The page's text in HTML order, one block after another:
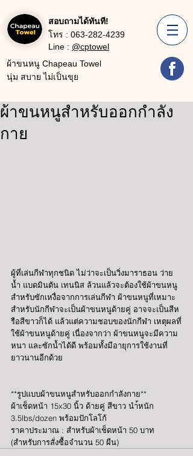
สอบถามได้ทันที!
โทร : 063-282-4239
Line : @cptowel
ผ้าขนหนู Chapeau Towel
นุ่ม สบาย ไม่เป็นขุย
ผ้าขนหนูสำหรับออกกำลัง
กาย
ผู้ที่เล่นกีฬาทุกชนิด ไม่ว่าจะเป็นวิ่งมาราธอน ว่าย
น้ำ แบดมินตัน เทนนิส ล้วนแล้วจะต้องใช้ผ้าขนหนู
สำหรับซักเหงื่อจากการเล่นกีฬา ผ้าขนหนูที่เหมาะ
สำหรับนักกีฬาจะเป็นผ้าขนหนูด้ายคู่ อาจจะเป็นสีห
รือสีขาวก็ได้ แล้วแต่ความชอบของนักกีฬา เหตุผลที่
ใช้ผ้าขนหนูด้ายคู่ เนื่องจากว่า ผ้าขนหนูจะมีความ
หนา และซักน้ำได้ดี พร้อมทั้งมีอายุการใช้งานที่
ยาวนานอีกด้วย
**รูปแบบผ้าขนหนูสำหรับออกกำลังกาย**
ผ้าเช็ดหน้า 15x30 นิ้ว ด้ายคู่ สีขาว นำ้หนัก
3.5lbs/dozen พร้อมปักโลโก้
ราคาประมาณ : สำหรับผ้าเช็ดหน้า 50 บาท
(สำหรับการสั่งซื้อจำนวน 50 ผืน)